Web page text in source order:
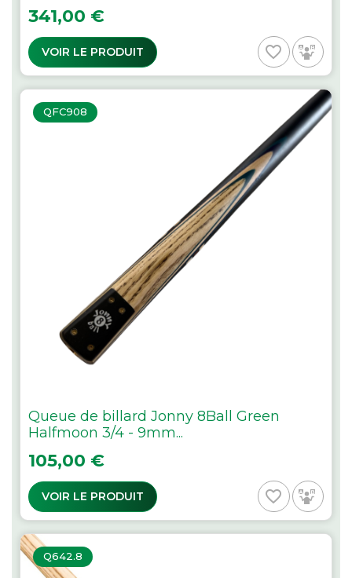
Prix
341,00 €
VOIR LE PRODUIT favorite_border
QFC908
Queue de billard Jonny 8Ball Green
Halfmoon 3/4 - 9mm...
Prix
105,00 €
VOIR LE PRODUIT favorite_border
Q642.8